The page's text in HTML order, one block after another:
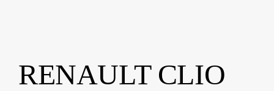
RENAULT CLIO